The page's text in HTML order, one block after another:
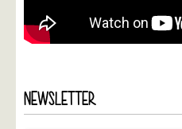
NEWSLETTER